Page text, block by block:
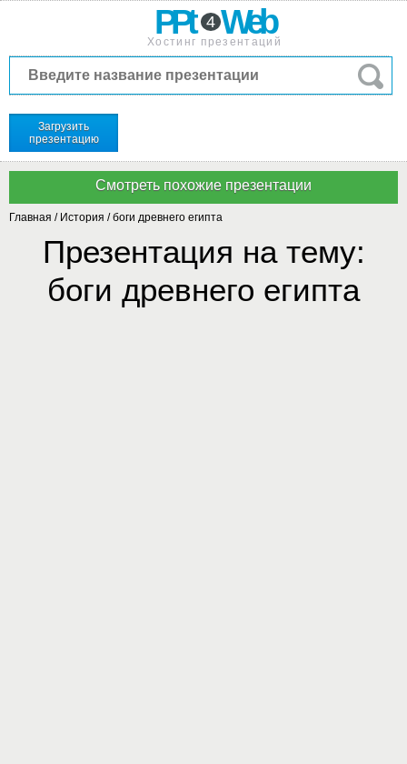
PPt 4 Web
Хостинг презентаций
Загрузить
презентацию
Главная / История /боги древнего египта
Презентация на тему:
боги древнего египта